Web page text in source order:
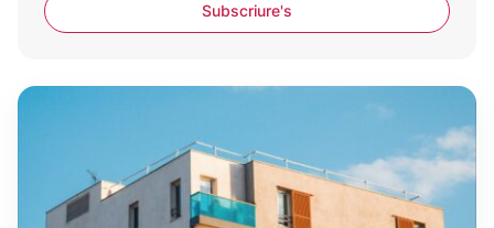
Subscriure's